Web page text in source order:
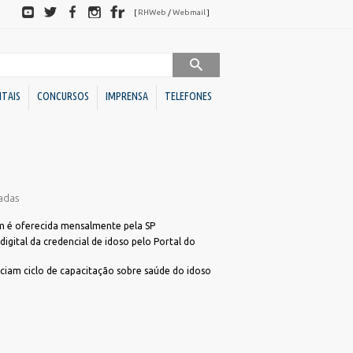
Redes
sociais
[RHWeb /Webmail]
BC Investimentos
Conselhos
Administrativos
Declaração de Acessibilidade para Alvará
Declaração de ITBI
Dúvidas Alvará
CONCURSOS IMPRENSA TELEFONES
é oferecida mensalmente pela SP
da credencial de idoso pelo Portal do
ciclo de capacitação sobre saúde do idoso